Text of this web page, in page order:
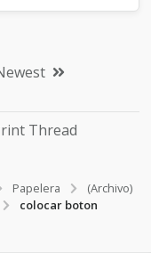
Thread
Papelera
(Archivo)
colocar boton